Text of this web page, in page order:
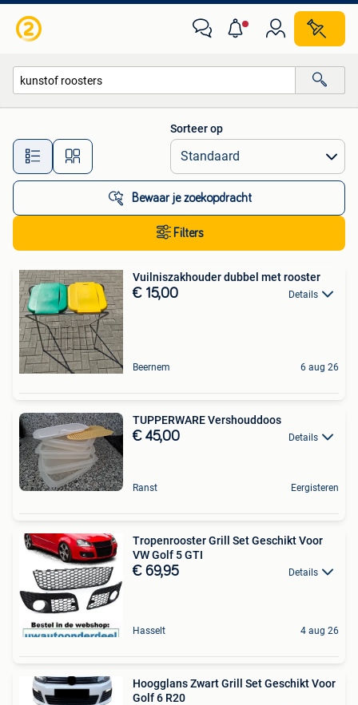
Alle afstanden…
Sorteer op
Bewaar je zoekopdracht
Filters
Vuilniszakhouder dubbel met rooster
€ 15,00 Details
Beernem 6 aug 26
TUPPERWARE Vershouddoos
€ 45,00 Details
Ranst Eergisteren
Tropenrooster Grill Set Geschikt Voor
VW Golf 5 GTI
€ 69,95 Details
Hasselt 4 aug 26
Hoogglans Zwart Grill Set Geschikt Voor
Golf 6 R20